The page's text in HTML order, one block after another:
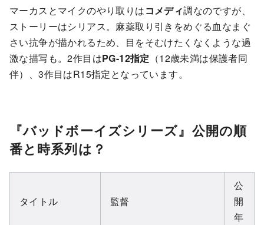
マーカスとマイクのやり取りはコメディ調なのですが、
ストーリーはシリアス。麻薬取り引きをめぐる血なまぐ
さい抗争が描かれるため、目をそむけたくなくような過
激な描写も。2作目はPG-12指定 （12歳未満は保護者同
伴）、3作目はR15指定となっています。
『バッドボーイズシリーズ』公開の順
番と時系列は？
タイトル 監督
公
開
年